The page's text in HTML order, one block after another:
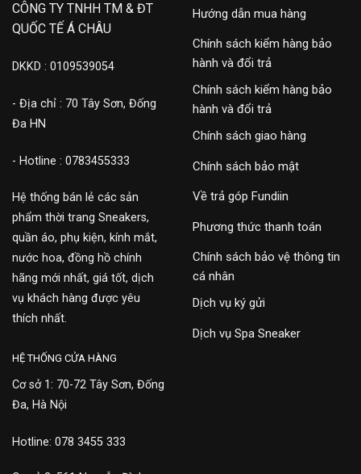
CÔNG TY TNHH TM & ĐT
QUỐC TẾ Á CHÂU
DKKD : 0109539054
- Địa chỉ : 70 Tây Sơn, Đống
Đa HN
- Hotline : 0783455333
Hệ thống bán lẻ các sản
phẩm thời trang Sneakers,
quần áo, phụ kiện, kính mắt,
nước hoa, đồng hồ chính
hãng mới nhất, giá tốt, dịch
vụ khách hàng được yêu
thích nhất.
Hướng dẫn mua hàng
Chính sách kiểm hàng bảo
hành và đổi trả
Chính sách kiểm hàng bảo
hành và đổi trả
Chính sách giao hàng
Chính sách bảo mật
Về trả góp Fundiin
Phương thức thanh toán
Chính sách bảo vệ thông tin
cá nhân
Dịch vụ ký gửi
Dịch vụ Spa Sneaker
HỆ THỐNG CỬA HÀNG
Cơ sở 1: 70-72 Tây Sơn, Đống
Đa, Hà Nội
Hotline: 078 3455 333